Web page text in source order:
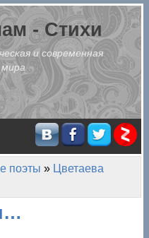
- Стихи
и современная
мира
поэты » Цветаева